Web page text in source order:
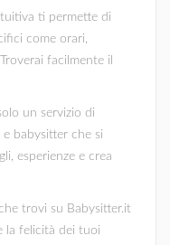
ti permette di
come orari,
facilmente il
un servizio di
babysitter che si
esperienze e crea
trovi su Babysitter.it
la felicità dei tuoi